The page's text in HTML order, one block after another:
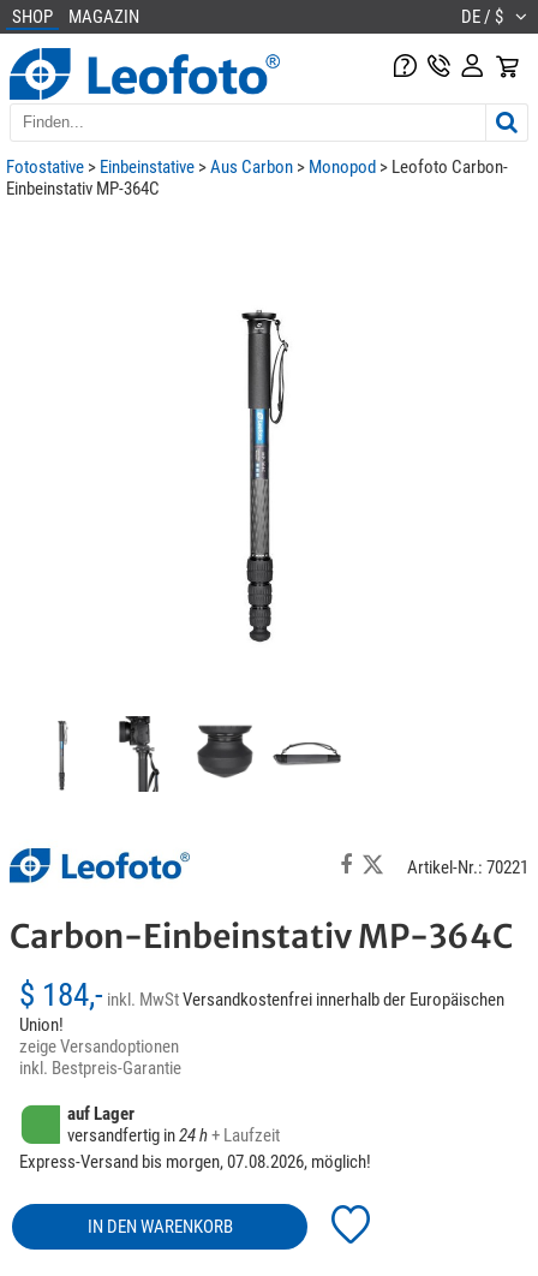
SHOP MAGAZIN DE / $
Fotostative > Einbeinstative >Aus Carbon > Monopod > Leofoto Carbon-
Einbeinstativ MP-364C
Artikel-Nr.: 70221
Carbon-Einbeinstativ MP-364C
$ 184,- inkl. MwStVersandkostenfrei innerhalb der Europäischen
Union!
zeige Versandoptionen
inkl. Bestpreis-Garantie
auf Lager
versandfertig in24 h+ Laufzeit
Express-Versand bis morgen, 07.08.2026, möglich!
IN DEN WARENKORB